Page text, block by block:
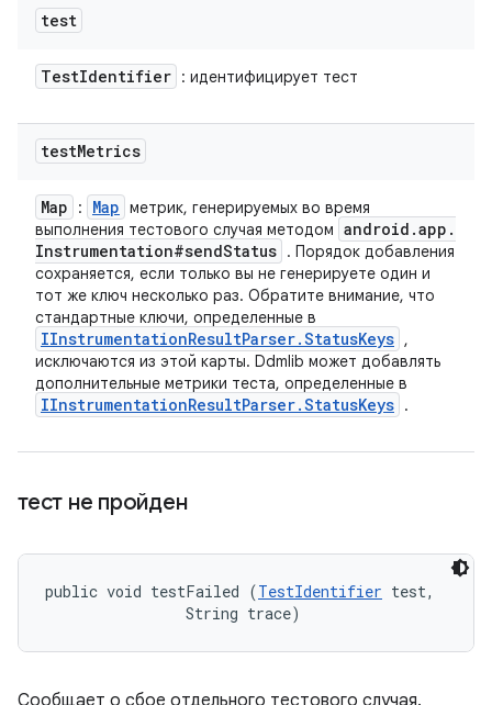
test
TestIdentifier : идентифицирует тест
testMetrics
Map : Map метрик, генерируемых во время
выполнения тестового случая методом android .app .
Instrumentation#sendStatus . Порядок добавления
сохраняется, если только вы не генерируете один и
тот же ключ несколько раз. Обратите внимание, что
стандартные ключи, определенные в
IInstrumentationResultParser.StatusKeys ,
исключаются из этой карты. Ddmlib может добавлять
дополнительные метрики теста, определенные в
IInstrumentationResultParser.StatusKeys .
тест не пройден
public void testFailed (TestIdentifier test,
                String trace)
Сообщает о сбое отдельного тестового случая.